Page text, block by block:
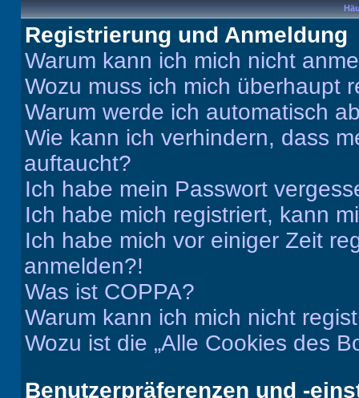
Registrierung und Anmeldung
Warum kann ich mich nicht
Wozu muss ich mich überhaupt
Warum werde ich automatisch
Wie kann ich verhindern, dass
auftaucht?
Ich habe mein Passwort
Ich habe mich registriert, kann
Ich habe mich vor einiger Zeit
anmelden?!
Was ist COPPA?
Warum kann ich mich nicht
Wozu ist die „Alle Cookies des
Benutzerpräferenzen und -